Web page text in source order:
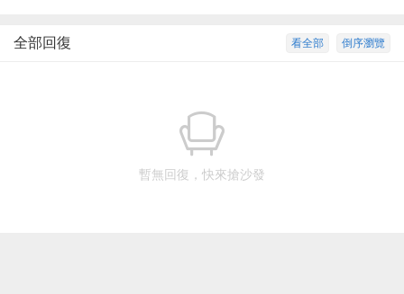
倒序瀏覽
看全部
全部回復
暫無回復，快來搶沙發